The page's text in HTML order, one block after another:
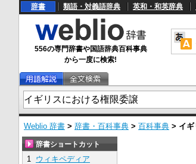
辞書 類語・対義語辞典 英和・和英辞典
556の専門辞書や国語辞典百科事典
から一度に検索!
Weblio 辞書 > 辞書・百科事典 > 百科事典 > イ
辞書ショートカット
1 ウィキペディア